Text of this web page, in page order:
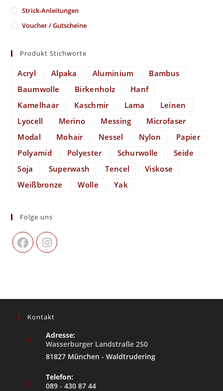
Strick-Anleitungen
Voucher / Gutscheine
Produkt Stichworte
Acryl Alpaka Aluminium
Bambus
Baumwolle
Birkenholz
Hanf
Kamelhaar
Kaschmir Lama
Leinen
Lyocell
Merino Messing
Microfaser
Modal
Mohair Nessel Nylon
Papier
Polyamid
Polyester Schurwolle
Seide
Soja
Superwash Tencel
Viskose
Weißbronze
Wolle Yak
Folge uns
Kontakt
Adresse:
Wasserburger Landstraße 250
81827 München - Waldtrudering
Telefon:
089 - 430 87 44